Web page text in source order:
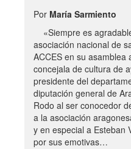
Por María Sarmiento
«Siempre es
asociación nacional de
ACCES en su asamblea
concejala de cultura de
presidente del
diputación general de
Rodo al ser conocedor
a la asociación
y en especial a Esteban
por sus emotivas…